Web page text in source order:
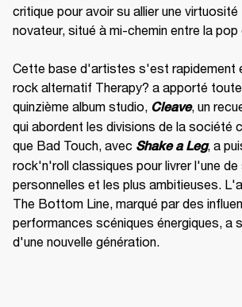
critique pour avoir su allier une
novateur, situé à mi-chemin entre la
Cette base d'artistes s'est rapidement
rock alternatif Therapy? a apporté
quinzième album studio, Cleave, un
qui abordent les divisions de la société
que Bad Touch, avec Shake a Leg, a
rock'n'roll classiques pour livrer l'une
personnelles et les plus ambitieuses.
The Bottom Line, marqué par des
performances scéniques énergiques, a
d'une nouvelle génération.